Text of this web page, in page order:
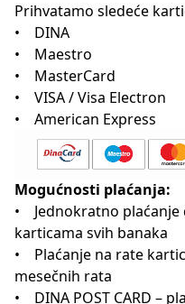
Prihvatamo sledeće
• DINA
• Maestro
• MasterCard
• VISA / Visa Electron
• American Express
Mogućnosti plaćanja:
• Jednokratno
karticama svih banaka
• Plaćanje na rate
mesečnih rata
• DINA POST CARD –